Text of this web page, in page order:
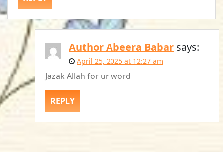
Author Abeera Babar says:
April 25, 2025 at 12:27 am
Jazak Allah for ur word
REPLY